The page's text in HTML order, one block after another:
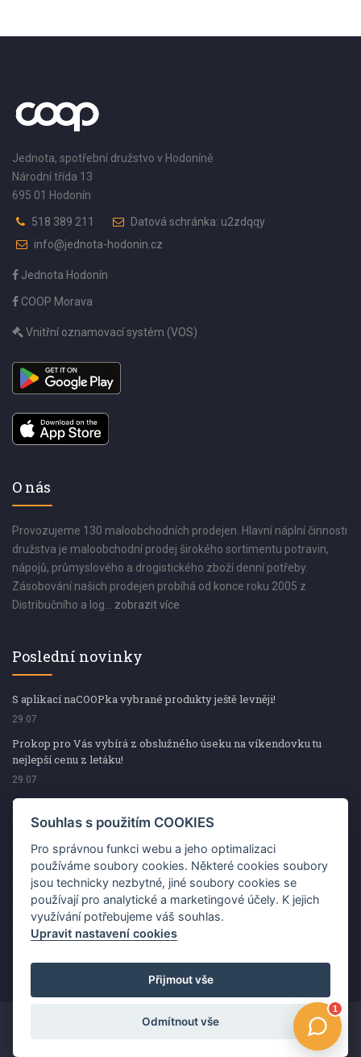
Jednota, spotřební družstvo v Hodoníně
Národní třída 13
695 01 Hodonín
518 389 211
Datová schránka: u2zdqqy
info@jednota-hodonin.cz
Jednota Hodonín
COOP Morava
Vnitřní oznamovací systém (VOS)
O nás
Provozujeme 130 maloobchodních prodejen. Hlavní náplní činnosti
družstva je maloobchodní prodej širokého sortimentu potravin,
nápojů, průmyslového a drogistického zboží denní potřeby.
Zásobování našich prodejen probíhá od konce roku 2005 z
Distribučního a log... zobrazit více
Poslední novinky
S aplikací naCOOPka vybrané produkty ještě levněji!
29.07
Prokop pro Vás vybírá z obslužného úseku na víkendovku tu
nejlepší cenu z letáku!
29.07
Prokop pro Vás vybírá z obslužného úseku na víkendovku tu
nejlepší cenu z letáku!
Kup špekáčky od Váhaly a vyhraj s naCOOPkou sekerku Fiskars
29.07
Prokop pro Vás vybírá na víkendovku ty nejlepší ceny z letáku!
29.07
Copyright ©2026 Jednota, spotřební družstvo v Hodoníně
Souhlas s použitím COOKIES
Pro správnou funkci webu a jeho optimalizaci
používáme soubory cookies. Některé cookies soubory
jsou technicky nezbytné, jiné soubory cookies se
používají pro analytické a marketingové účely. K jejich
využívání potřebujeme váš souhlas.
Upravit nastavení cookies
Přijmout vše
Odmítnout vše